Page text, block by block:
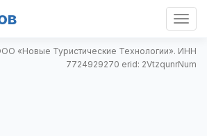
«Новые Туристические Технологии». ИНН
7724929270 erid: 2VtzqunrNum